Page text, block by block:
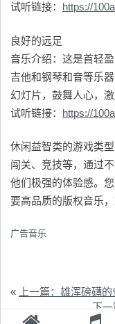
试听链接： https://
良好的远足
音乐介绍：这是首轻
吉他和钢琴和音等乐
幻灯片，鼓舞人心，
试听链接： https://
休闲益智类的游戏类
闯关、竞技等，通过
他们极强的体验感。
要高品质的版权音乐
广告音乐
«
上一篇：雄浑磅礴